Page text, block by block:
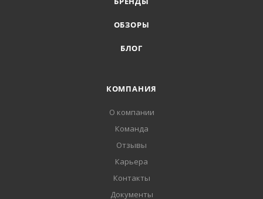
ОБЗОРЫ
БЛОГ
КОМПАНИЯ
О компании
Команда
Отзывы
Карьера
Контакты
Документы